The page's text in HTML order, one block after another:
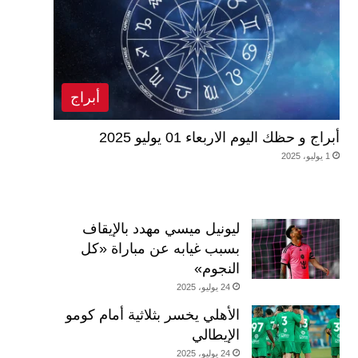
أبراج
أبراج و حظك اليوم الاربعاء 01 يوليو 2025
1 يوليو، 2025
ليونيل ميسي مهدد بالإيقاف
بسبب غيابه عن مباراة «كل
النجوم»
24 يوليو، 2025
الأهلي يخسر بثلاثية أمام كومو
الإيطالي
24 يوليو، 2025